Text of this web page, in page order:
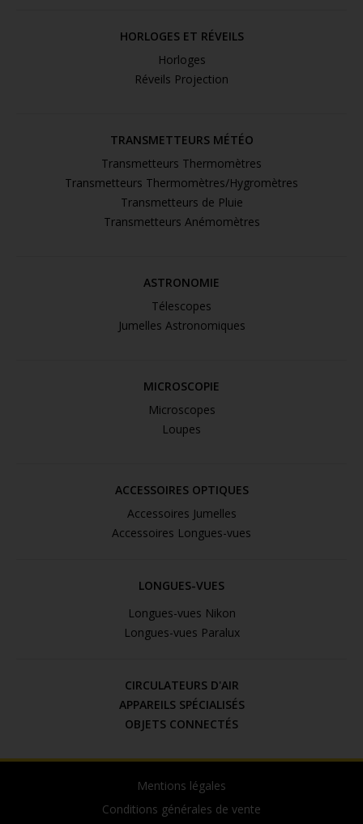
HORLOGES ET RÉVEILS
Horloges
Réveils Projection
TRANSMETTEURS MÉTÉO
Transmetteurs Thermomètres
Transmetteurs Thermomètres/Hygromètres
Transmetteurs de Pluie
Transmetteurs Anémomètres
ASTRONOMIE
Télescopes
Jumelles Astronomiques
MICROSCOPIE
Microscopes
Loupes
ACCESSOIRES OPTIQUES
Accessoires Jumelles
Accessoires Longues-vues
LONGUES-VUES
Longues-vues Nikon
Longues-vues Paralux
CIRCULATEURS D'AIR
APPAREILS SPÉCIALISÉS
OBJETS CONNECTÉS
Mentions légales
Conditions générales de vente